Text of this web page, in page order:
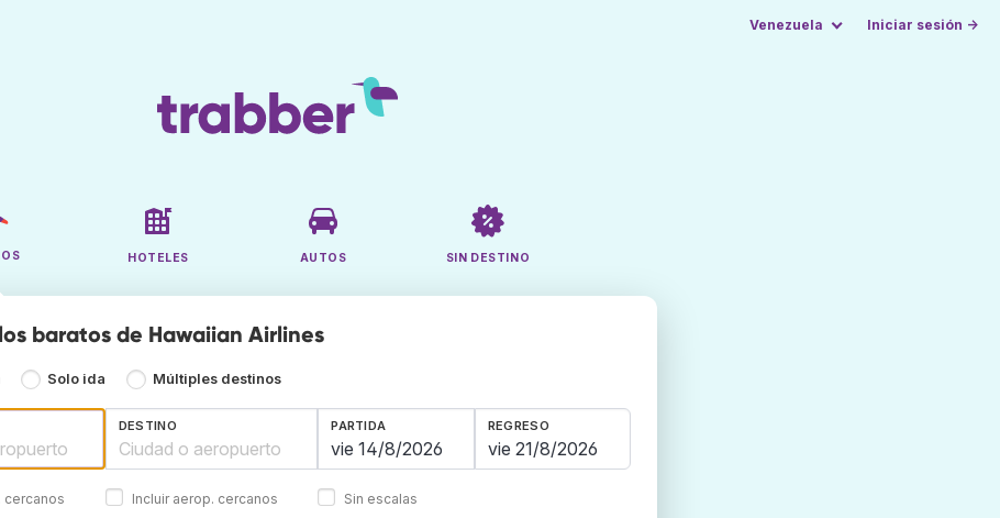
Venezuela Iniciar sesión →
HOTELES AUTOS SIN DESTINO
baratos de Hawaiian Airlines
Solo ida Múltiples destinos
cercanos
DESTINO
Incluir aerop. cercanos
PARTIDA REGRESO
Sin escalas